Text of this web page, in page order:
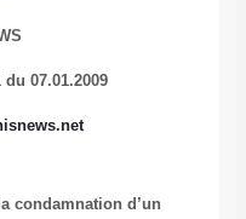
du 07.01.2009
condamnation d’un